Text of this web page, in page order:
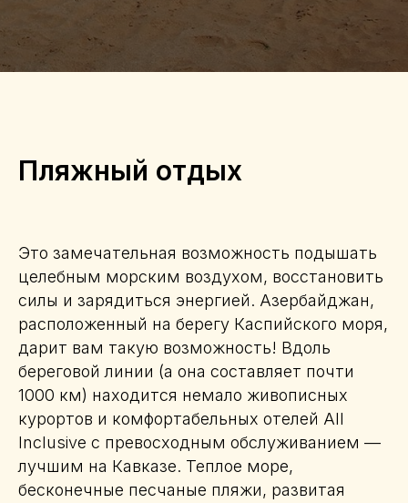
Пляжный отдых
Это замечательная возможность подышать
целебным морским воздухом, восстановить
силы и зарядиться энергией. Азербайджан,
расположенный на берегу Каспийского моря,
дарит вам такую возможность! Вдоль
береговой линии (а она составляет почти
1000 км) находится немало живописных
курортов и комфортабельных отелей All
Inclusive с превосходным обслуживанием —
лучшим на Кавказе. Теплое море,
бесконечные песчаные пляжи, развитая